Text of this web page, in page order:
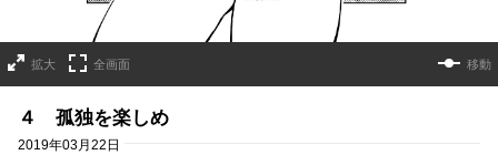
拡大 全画面 移動
４ 孤独を楽しめ
2019年03月22日